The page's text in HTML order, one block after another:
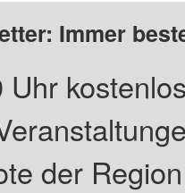
Immer
Uhr
der